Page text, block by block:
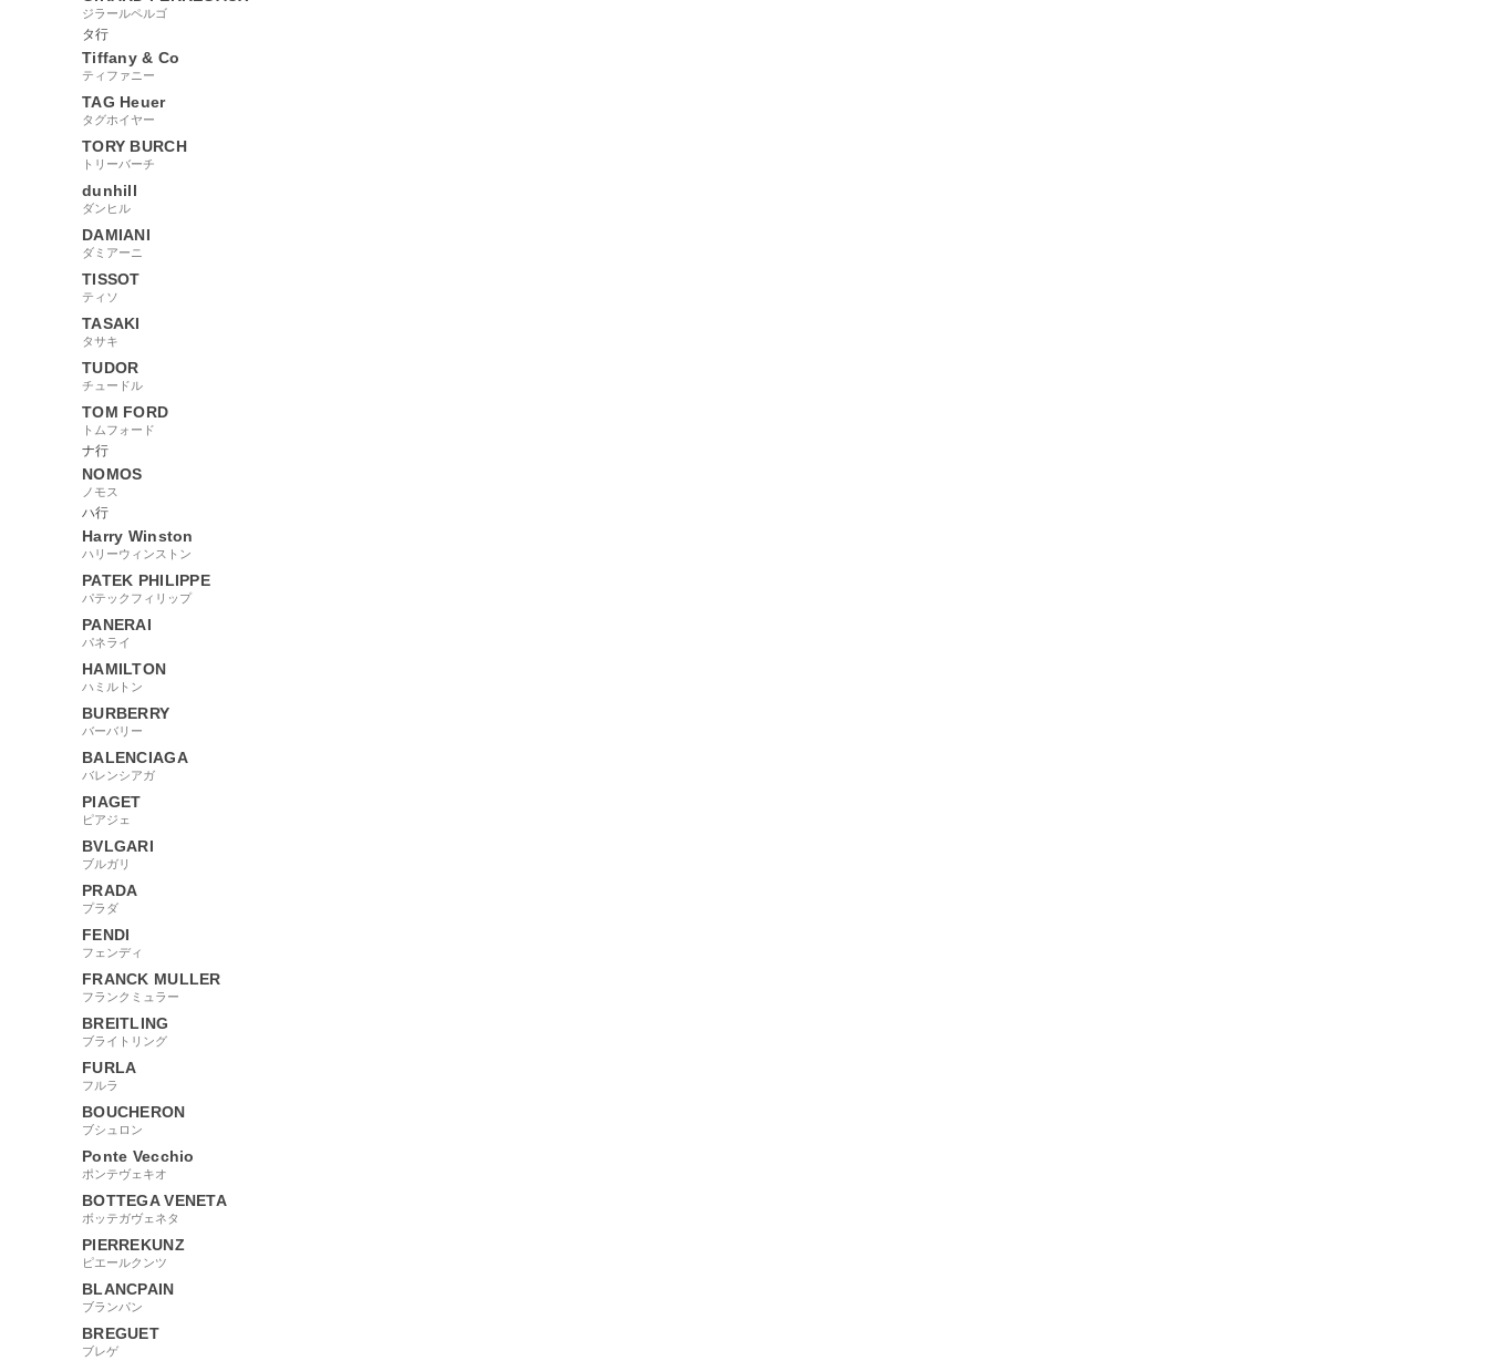
ジラールペルゴ
タ行
Tiffany & Co
ティファニー
TAG Heuer
タグホイヤー
TORY BURCH
トリーバーチ
dunhill
ダンヒル
DAMIANI
ダミアーニ
TISSOT
ティソ
TASAKI
タサキ
TUDOR
チュードル
TOM FORD
トムフォード
ナ行
NOMOS
ノモス
ハ行
Harry Winston
ハリーウィンストン
PATEK PHILIPPE
パテックフィリップ
PANERAI
パネライ
HAMILTON
ハミルトン
BURBERRY
バーバリー
BALENCIAGA
バレンシアガ
PIAGET
ピアジェ
BVLGARI
ブルガリ
PRADA
プラダ
FENDI
フェンディ
FRANCK MULLER
フランクミュラー
BREITLING
ブライトリング
FURLA
フルラ
BOUCHERON
ブシュロン
Ponte Vecchio
ポンテヴェキオ
BOTTEGA VENETA
ボッテガヴェネタ
PIERREKUNZ
ピエールクンツ
BLANCPAIN
ブランパン
BREGUET
ブレゲ